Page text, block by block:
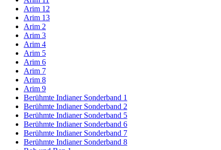
Arim 12
Arim 13
Arim 2
Arim 3
Arim 4
Arim 5
Arim 6
Arim 7
Arim 8
Arim 9
Berühmte Indianer Sonderband 1
Berühmte Indianer Sonderband 2
Berühmte Indianer Sonderband 5
Berühmte Indianer Sonderband 6
Berühmte Indianer Sonderband 7
Berühmte Indianer Sonderband 8